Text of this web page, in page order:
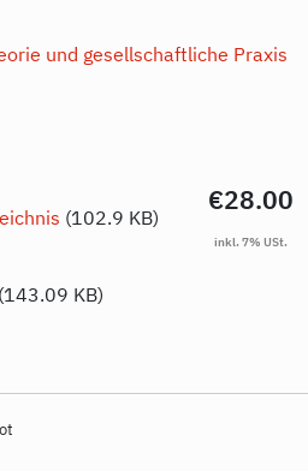
und gesellschaftliche Praxis
€28.00
(102.9 KB)
(143.09 KB)